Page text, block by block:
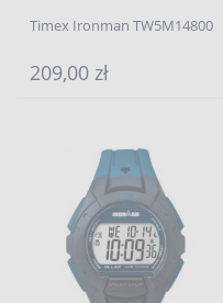
Timex Ironman TW5M14800
209,00 zł